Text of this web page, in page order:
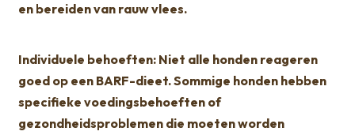
en bereiden van rauw vlees.
Individuele behoeften: Niet alle honden reageren
goed op een BARF-dieet. Sommige honden hebben
specifieke voedingsbehoeften of
gezondheidsproblemen die moeten worden